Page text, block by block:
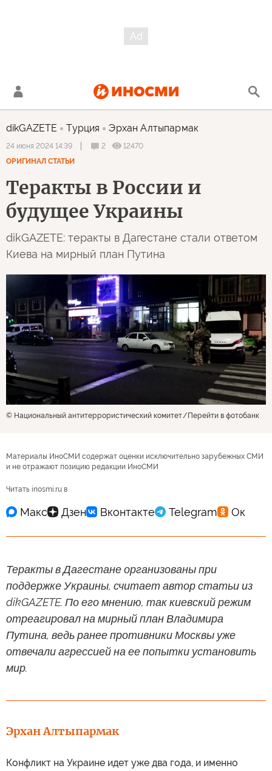
dikGAZETE Турция Эрхан Алтыпармак
24 июня 2024 14:39 2
12470
ОРИГИНАЛ СТАТЬИ
Теракты в России и
будущее Украины
dikGAZETE: теракты в Дагестане стали ответом
Киева на мирный план Путина
© Национальный антитеррористический комитет Перейти в фотобанк
Материалы ИноСМИ содержат оценки исключительно зарубежных СМИ
и не отражают позицию редакции ИноСМИ
Читать inosmi.ru в
Теракты в Дагестане организованы при
поддержке Украины, считает автор статьи из
dikGAZETE. По его мнению, так киевский режим
отреагировал на мирный план Владимира
Путина, ведь ранее противники Москвы уже
отвечали агрессией на ее попытки установить
мир.
Эрхан Алтыпармак
Конфликт на Украине идет уже два года, и именно